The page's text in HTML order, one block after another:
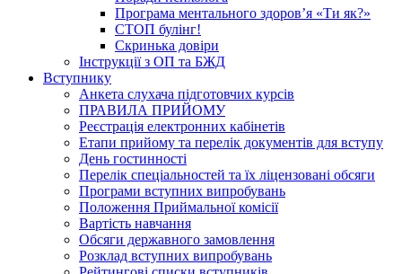
Програма ментального здоров’я «Ти як?»
СТОП булінг!
Скринька довіри
Інструкції з ОП та БЖД
Вступнику
Анкета слухача підготовчих курсів
ПРАВИЛА ПРИЙОМУ
Реєстрація електронних кабінетів
Етапи прийому та перелік документів для вступу
День гостинності
Перелік спеціальностей та їх ліцензовані обсяги
Програми вступних випробувань
Положення Приймальної комісії
Вартість навчання
Обсяги державного замовлення
Розклад вступних випробувань